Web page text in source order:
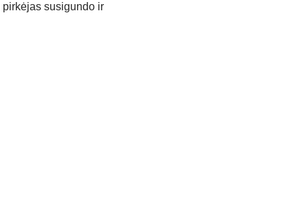
su­si­gun­do ir